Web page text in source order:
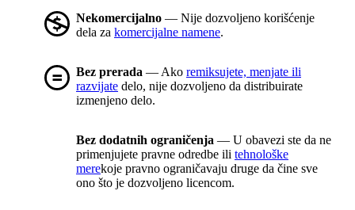
Nekomercijalno — Nije dozvoljeno korišćenje
dela za komercijalne namene.
Bez prerada — Ako remiksujete, menjate ili
razvijate delo, nije dozvoljeno da distribuirate
izmenjeno delo.
Bez dodatnih ograničenja — U obavezi ste da ne
primenjujete pravne odredbe ili tehnološke
merekoje pravno ograničavaju druge da čine sve
ono što je dozvoljeno licencom.